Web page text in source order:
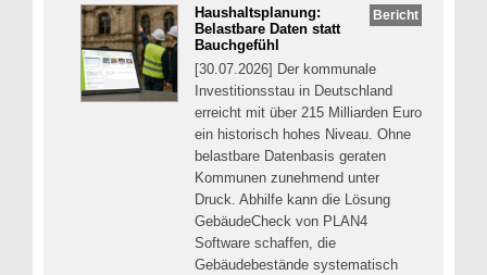
Bericht
Haushaltsplanung:
Belastbare Daten statt
Bauchgefühl
[30.07.2026] Der kommunale
Investitionsstau in Deutschland
erreicht mit über 215 Milliarden Euro
ein historisch hohes Niveau. Ohne
belastbare Datenbasis geraten
Kommunen zunehmend unter
Druck. Abhilfe kann die Lösung
GebäudeCheck von PLAN4
Software schaffen, die
Gebäudebestände systematisch